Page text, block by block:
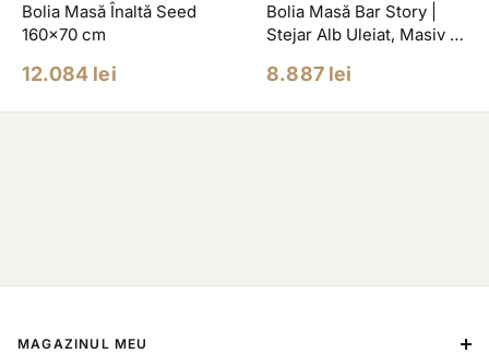
Bolia Masă Înaltă Seed
160x70 cm
Pret
12.084 lei
Bolia Masă Bar Story |
Stejar Alb Uleiat, Masiv |
Pret
8.887 lei
MAGAZINUL MEU